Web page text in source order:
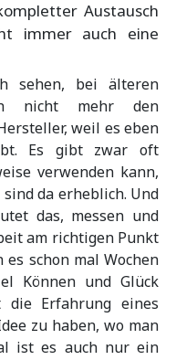
Austausch
immer auch eine
sehen, bei älteren
nicht mehr den
weil es eben
Es gibt zwar oft
verwenden kann,
da erheblich. Und
das, messen und
am richtigen Punkt
schon mal Wochen
Können und Glück
Erfahrung eines
zu haben, wo man
ist es auch nur ein